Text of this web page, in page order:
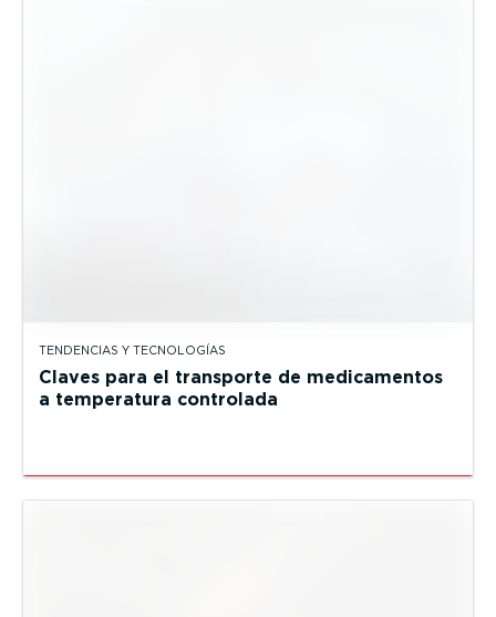
TENDENCIAS Y TECNOLOGÍAS
Claves para el transporte de medicamentos
a temperatura controlada